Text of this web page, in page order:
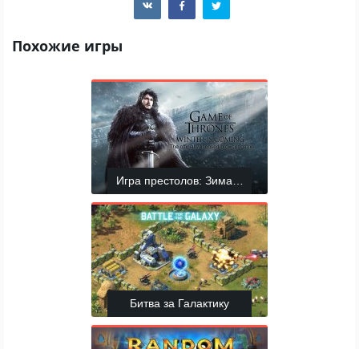
Похожие игры
Игра престолов: Зима близко
Битва за Галактику